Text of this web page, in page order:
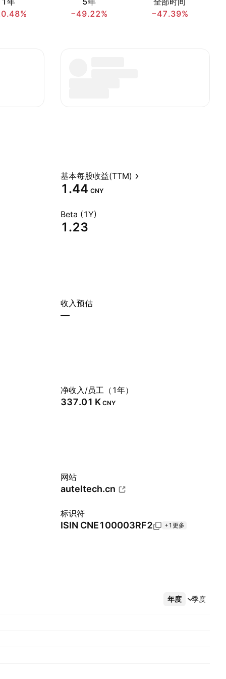
−49.22%
−47.39%
基本每股收益(TTM)
1.44 CNY
Beta (1Y)
1.23
收入预估
—
净收入/员工（1年）
‪337.01 K‬ CNY
网站
auteltech.cn
标识符
ISIN CNE100003RF2 +1更多
年度 季度
更多